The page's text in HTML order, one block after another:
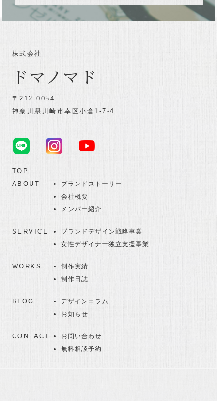
株式会社
ドマノマド
〒212-0054
神奈川県川崎市幸区小倉1-7-4
TOP
ABOUT
ブランドストーリー
会社概要
メンバー紹介
SERVICE
ブランドデザイン戦略事業
女性デザイナー独立支援事業
WORKS
制作実績
制作日誌
BLOG
デザインコラム
お知らせ
CONTACT
お問い合わせ
無料相談予約